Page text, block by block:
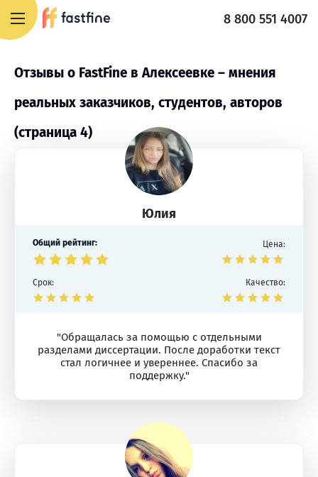
8 800 551 4007
Отзывы о FastFine в Алексеевке – мнения
реальных заказчиков, студентов, авторов
(страница 4)
Юлия
Общий рейтинг: Цена:
Срок: Качество:
"Обращалась за помощью с отдельными
разделами диссертации. После доработки текст
стал логичнее и увереннее. Спасибо за
поддержку."